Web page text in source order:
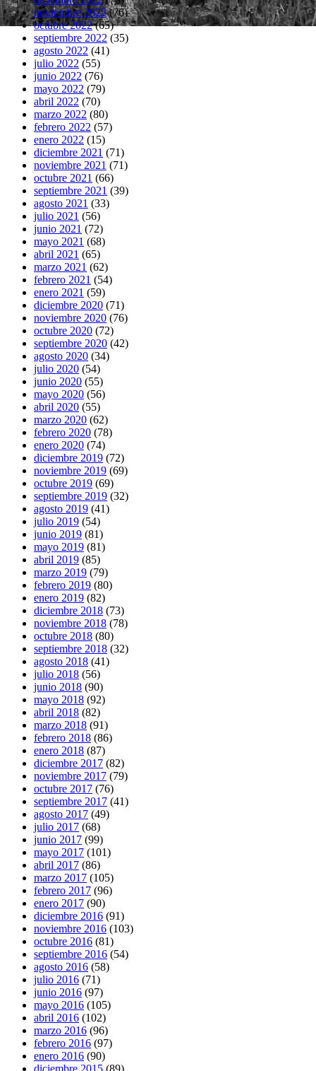
noviembre 2022(76)
octubre 2022(65)
septiembre 2022 (35)
agosto 2022 (41)
julio 2022 (55)
junio 2022 (76)
mayo 2022 (79)
abril 2022 (70)
marzo 2022 (80)
febrero 2022 (57)
enero 2022 (15)
diciembre 2021 (71)
noviembre 2021 (71)
octubre 2021 (66)
septiembre 2021 (39)
agosto 2021 (33)
julio 2021 (56)
junio 2021 (72)
mayo 2021 (68)
abril 2021 (65)
marzo 2021 (62)
febrero 2021 (54)
enero 2021 (59)
diciembre 2020 (71)
noviembre 2020 (76)
octubre 2020 (72)
septiembre 2020 (42)
agosto 2020 (34)
julio 2020 (54)
junio 2020 (55)
mayo 2020 (56)
abril 2020 (55)
marzo 2020 (62)
febrero 2020 (78)
enero 2020 (74)
diciembre 2019 (72)
noviembre 2019 (69)
octubre 2019 (69)
septiembre 2019 (32)
agosto 2019 (41)
julio 2019 (54)
junio 2019 (81)
mayo 2019 (81)
abril 2019 (85)
marzo 2019 (79)
febrero 2019 (80)
enero 2019 (82)
diciembre 2018 (73)
noviembre 2018 (78)
octubre 2018 (80)
septiembre 2018 (32)
agosto 2018 (41)
julio 2018 (56)
junio 2018 (90)
mayo 2018 (92)
abril 2018 (82)
marzo 2018 (91)
febrero 2018 (86)
enero 2018 (87)
diciembre 2017 (82)
noviembre 2017 (79)
octubre 2017 (76)
septiembre 2017 (41)
agosto 2017 (49)
julio 2017 (68)
junio 2017 (99)
mayo 2017 (101)
abril 2017 (86)
marzo 2017 (105)
febrero 2017 (96)
enero 2017 (90)
diciembre 2016 (91)
noviembre 2016 (103)
octubre 2016 (81)
septiembre 2016 (54)
agosto 2016 (58)
julio 2016 (71)
junio 2016 (97)
mayo 2016 (105)
abril 2016 (102)
marzo 2016 (96)
febrero 2016 (97)
enero 2016 (90)
diciembre 2015 (89)